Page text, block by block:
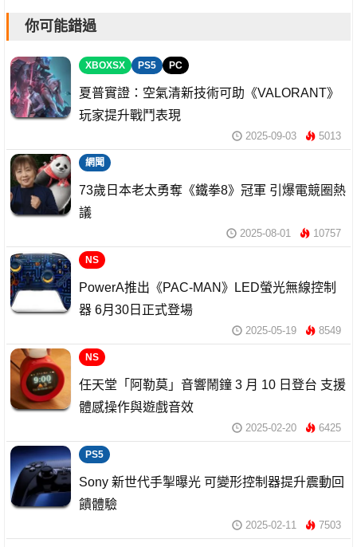
你可能錯過
XBOXSX PS5 PC
夏普實證：空氣清新技術可助《VALORANT》
玩家提升戰鬥表現
2025-09-03 5013
網聞
73歲日本老太勇奪《鐵拳8》冠軍 引爆電競圈熱
議
2025-08-01 10757
NS
PowerA推出《PAC-MAN》LED螢光無線控制
器 6月30日正式登場
2025-05-19 8549
NS
任天堂「阿勒莫」音響鬧鐘 3 月 10 日登台 支援
體感操作與遊戲音效
2025-02-20 6425
PS5
Sony 新世代手掣曝光 可變形控制器提升震動回
饋體驗
2025-02-11 7503